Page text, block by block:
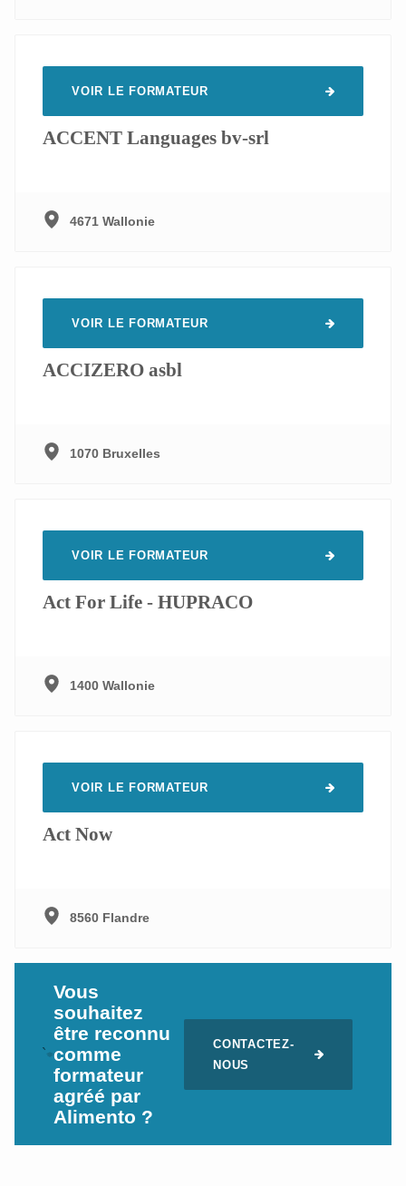
VOIR LE FORMATEUR
ACCENT Languages bv-srl
4671 Wallonie
VOIR LE FORMATEUR
ACCIZERO asbl
1070 Bruxelles
VOIR LE FORMATEUR
Act For Life - HUPRACO
1400 Wallonie
VOIR LE FORMATEUR
Act Now
8560 Flandre
`
Vous
souhaitez
être reconnu
comme
formateur
agréé par
Alimento ?
CONTACTEZ-
NOUS